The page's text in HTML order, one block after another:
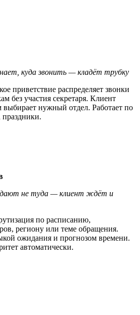
куда звонить — кладёт трубку
приветствие распределяет звонки
без участия секретаря. Клиент
нужный отдел. Работает по
не туда — клиент ждёт и
по расписанию,
региону или теме обращения.
ожидания и прогнозом времени.
автоматически.